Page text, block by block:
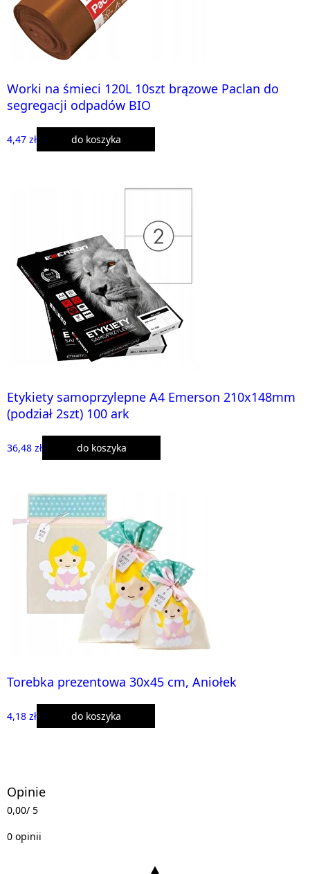
Worki na śmieci 120L 10szt brązowe Paclan do
segregacji odpadów BIO
4,47 zł do koszyka
Etykiety samoprzylepne A4 Emerson 210x148mm
(podział 2szt) 100 ark
36,48 zł do koszyka
Torebka prezentowa 30x45 cm, Aniołek
4,18 zł do koszyka
Opinie
0,00/ 5
0 opinii